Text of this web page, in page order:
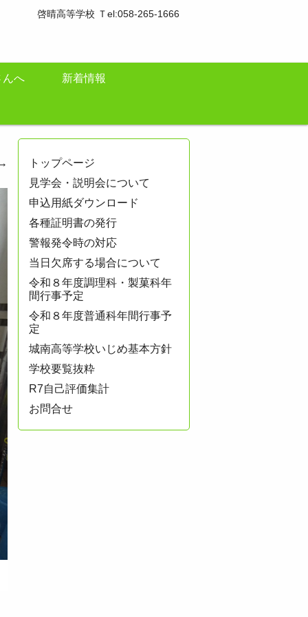
啓晴高等学校 Ｔel:058-265-1666
んへ 新着情報
トップページ
見学会・説明会について
申込用紙ダウンロード
各種証明書の発行
警報発令時の対応
当日欠席する場合について
令和８年度調理科・製菓科年
間行事予定
令和８年度普通科年間行事予
定
城南高等学校いじめ基本方針
学校要覧抜粋
R7自己評価集計
お問合せ